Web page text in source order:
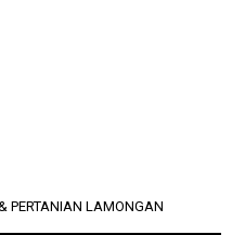
PERTANIAN LAMONGAN